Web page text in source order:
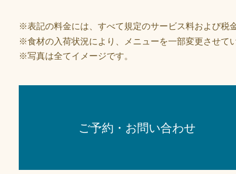
※表記の料金には、すべて規定のサービス料および税
※食材の入荷状況により、メニューを一部変更させて
※写真は全てイメージです。
ご予約・お問い合わせ